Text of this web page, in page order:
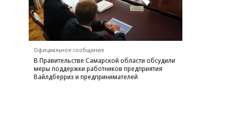
Официальное сообщение
В Правительстве Самарской области обсудили
меры поддержки работников предприятия
Вайлдберриз и предпринимателей